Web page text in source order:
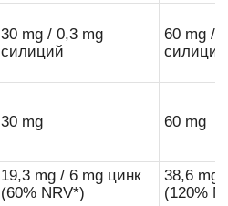
30 mg / 0,3 mg
силиций
60 mg /
силиций
30 mg 60 mg
19,3 mg / 6 mg цинк
(60% NRV*)
38,6 mg
(120%